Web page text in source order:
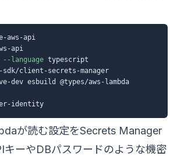
api
--language
が読む設定をSecrets Manager
キーやDBパスワードのような機密